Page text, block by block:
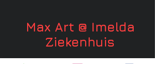
Max Art @ Imelda
Ziekenhuis